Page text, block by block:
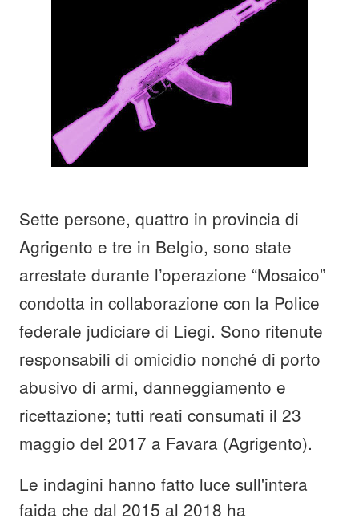
Sette persone, quattro in provincia di
Agrigento e tre in Belgio, sono state
arrestate durante l’operazione “Mosaico”
condotta in collaborazione con la Police
federale judiciare di Liegi. Sono ritenute
responsabili di omicidio nonché di porto
abusivo di armi, danneggiamento e
ricettazione; tutti reati consumati il 23
maggio del 2017 a Favara (Agrigento).
Le indagini hanno fatto luce sull'intera
faida che dal 2015 al 2018 ha